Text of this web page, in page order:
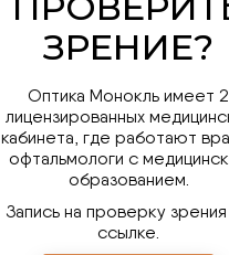
Оптика Монокль имеет 2
лицензированных
кабинета, где работают
офтальмологи с
образованием.
Запись на проверку
ссылке.